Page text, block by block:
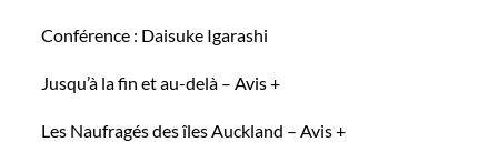
Conférence : Daisuke Igarashi
Jusqu’à la fin et au-delà – Avis +
Les Naufragés des îles Auckland – Avis +